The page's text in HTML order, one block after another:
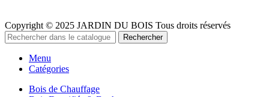
Copyright © 2025 JARDIN DU BOIS Tous droits réservés
Rechercher
Menu
Catégories
Bois de Chauffage